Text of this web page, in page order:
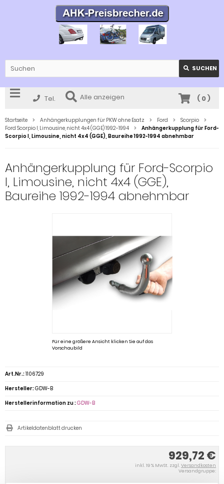
SUCHEN
Tel. Alle anzeigen ( 0)
Startseite Anhängerkupplungen für PKW ohne Esatz Ford
Scorpio
Ford Scorpio I, Limousine, nicht 4x4 (GGE) 1992-1994
Anhängerkupplung für Ford-
Scorpio I, Limousine, nicht 4x4 (GGE), Baureihe 1992-1994 abnehmbar
Anhängerkupplung für Ford-Scorpio
I, Limousine, nicht 4x4 (GGE),
Baureihe 1992-1994 abnehmbar
Für eine größere Ansicht klicken Sie auf das
Vorschaubild
929,72 €
inkl. 19 % MwSt. zzgl. Versandkosten
Versandgruppe:
Art.Nr.:1106729
Hersteller:GDW-B
Herstellerinformation zu :GDW-B
Artikeldatenblatt drucken